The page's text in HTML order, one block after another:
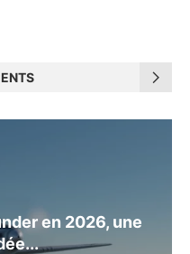
en 2026, une